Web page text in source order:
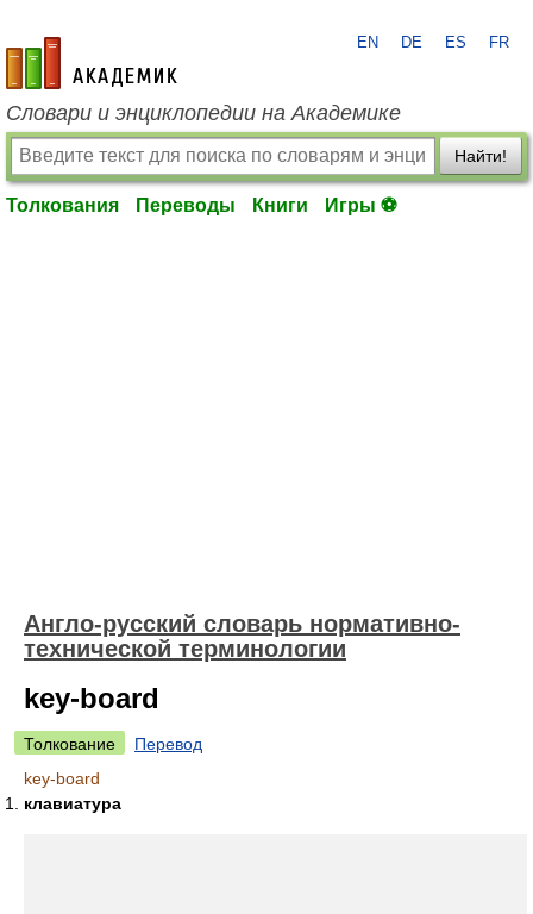
academic.ru
EN DE ES FR
Словари и энциклопедии на Академике
Найти!
Толкования Переводы Книги Игры ⚽
Англо-русский словарь нормативно-
технической терминологии
key-board
Толкование
Перевод
key-board
клавиатура